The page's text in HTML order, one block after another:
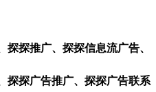
探推广、探探信息流广告、
探探广告推广、探探广告联系